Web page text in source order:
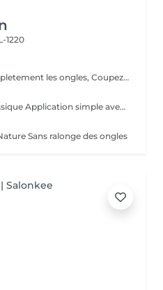
1220
Dissolvant pour nettoyer completement les ongles, Coupez et Modelez les ongles avec une lime, Mouillez les mains quelques minutes pour ramollir les cuticules, Pousses les Cuticules avec batone pour repousser doucement vers l'arrière et coupez les excès, Hydratez les Mains avec crème et les cuticules pour maintenir la peau douce, Appliquez une base transparent pour protéger les ongles. Attendez suffisamment de tempos pour sèche.
1. Pose Semi-Permanente Classique Application simple avec une fine couche de base. Idéale pour celles qui souhaitent de la couleur, de la brillance et un léger renfort. Tenue moyenne 2 semaines. 2. Pose Semi + Renfort Combinaison d'une base classique avec une couche de renfort. Offre une meilleure résistance que le semi-permanent classique, parfaite pour les ongles naturels. Moyenne Tenue de 2 à 3 semaines. 3. Pose Semi + Fiber Ultra Base classique combinée à un gel enrichi en fibres, idéale pour les ongles fragiles ou nécessitant un renforcement supplémentaire. Tenue Moyenne 3 à 4 semaines.
Sans ralonge des ongles